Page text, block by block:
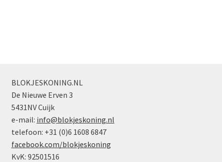
BLOKJESKONING.NL
De Nieuwe Erven 3
5431NV Cuijk
e-mail: info@blokjeskoning.nl
telefoon: +31 (0)6 1608 6847
facebook.com/blokjeskoning
KvK: 92501516